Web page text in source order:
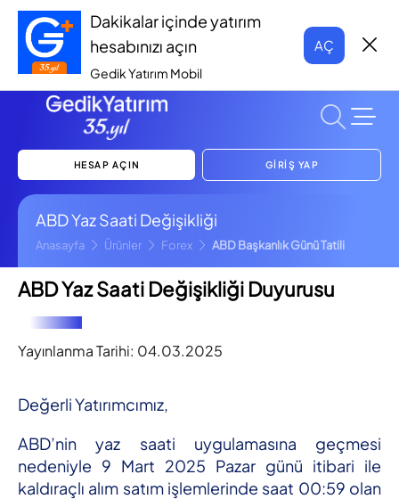
Dakikalar içinde yatırım
hesabınızı açın
Gedik Yatırım Mobil
AÇ
HESAP AÇIN GİRİŞ YAP
ABD Yaz Saati Değişikliği
Anasayfa Ürünler Forex ABD Başkanlık Günü Tatili
ABD Yaz Saati Değişikliği Duyurusu
Yayınlanma Tarihi: 04.03.2025
Değerli Yatırımcımız,
ABD’nin yaz saati uygulamasına geçmesi
nedeniyle 9 Mart 2025 Pazar günü itibari ile
kaldıraçlı alım satım işlemlerinde saat 00:59 olan